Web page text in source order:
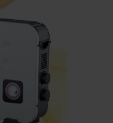
Einfache
Einstellrad und
und die
bei niedrigem
akustische
850 W,
25